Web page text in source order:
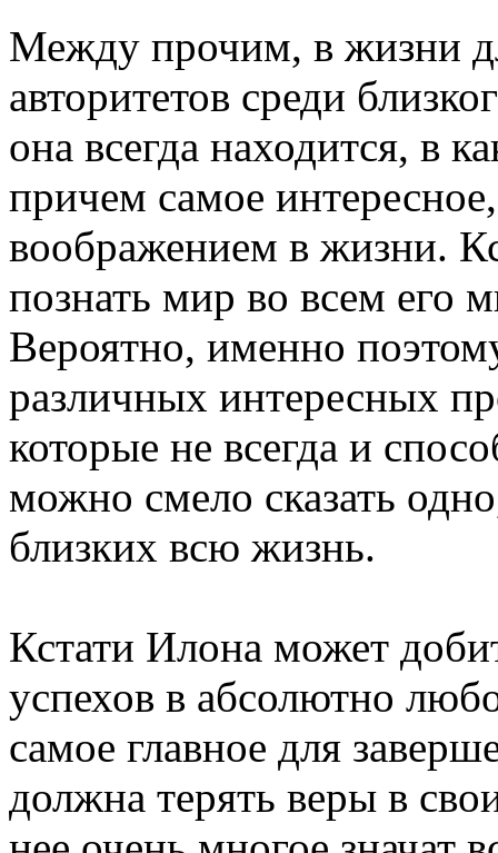
Между прочим, в жизни
авторитетов среди
она всегда находится, в
причем самое
воображением в жизни.
познать мир во всем его
Вероятно, именно
различных интересных
которые не всегда и
можно смело сказать
близких всю жизнь.
Кстати Илона может
успехов в абсолютно
самое главное для
должна терять веры в